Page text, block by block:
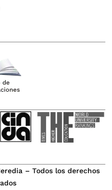
– Todos los derechos